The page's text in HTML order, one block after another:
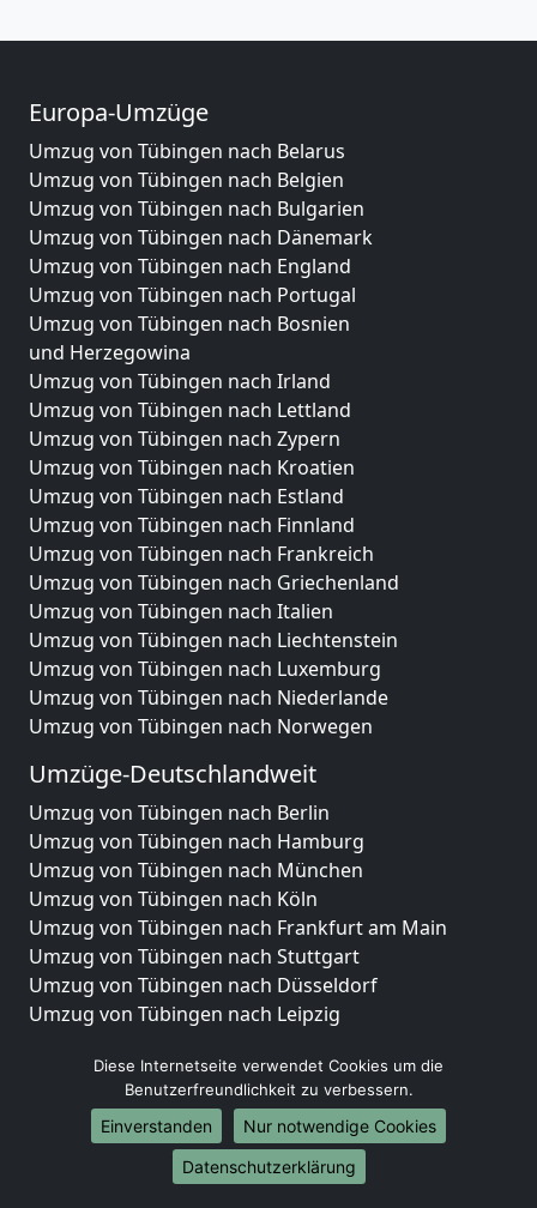
Europa-Umzüge
Umzug von Tübingen nach Belarus
Umzug von Tübingen nach Belgien
Umzug von Tübingen nach Bulgarien
Umzug von Tübingen nach Dänemark
Umzug von Tübingen nach England
Umzug von Tübingen nach Portugal
Umzug von Tübingen nach Bosnien
und Herzegowina
Umzug von Tübingen nach Irland
Umzug von Tübingen nach Lettland
Umzug von Tübingen nach Zypern
Umzug von Tübingen nach Kroatien
Umzug von Tübingen nach Estland
Umzug von Tübingen nach Finnland
Umzug von Tübingen nach Frankreich
Umzug von Tübingen nach Griechenland
Umzug von Tübingen nach Italien
Umzug von Tübingen nach Liechtenstein
Umzug von Tübingen nach Luxemburg
Umzug von Tübingen nach Niederlande
Umzug von Tübingen nach Norwegen
Umzüge-Deutschlandweit
Umzug von Tübingen nach Berlin
Umzug von Tübingen nach Hamburg
Umzug von Tübingen nach München
Umzug von Tübingen nach Köln
Umzug von Tübingen nach Frankfurt am Main
Umzug von Tübingen nach Stuttgart
Umzug von Tübingen nach Düsseldorf
Umzug von Tübingen nach Leipzig
Umzug von Tübingen nach Essen
Umzug von Tübingen nach Bremen
Umzug von Tübingen nach Dresden
Umzug von Tübingen nach Hannover
Umzug von Tübingen nach Nürnberg
Diese Internetseite verwendet Cookies um die
Benutzerfreundlichkeit zu verbessern.
Einverstanden
Nur notwendige Cookies
Datenschutzerklärung